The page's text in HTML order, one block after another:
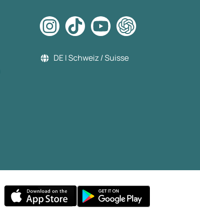
DE | Schweiz / Suisse